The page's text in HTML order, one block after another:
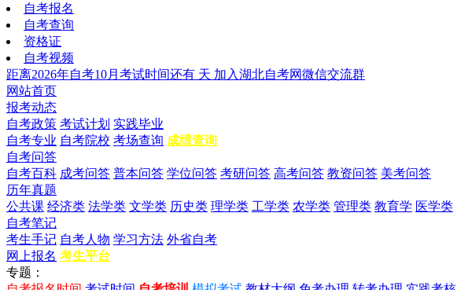
自考报名
自考查询
资格证
自考视频
距离2026年自考10月考试时间还有 天 加入湖北自考网微信交流群
网站首页
报考动态
自考政策 考试计划 实践毕业
自考专业 自考院校 考场查询 成绩查询
自考问答
自考百科 成考问答 普本问答 学位问答 考研问答 高考问答 教资问答 美考问答
历年真题
公共课 经济类 法学类 文学类 历史类 理学类 工学类 农学类 管理类 教育学 医学类
自考笔记
考生手记 自考人物 学习方法 外省自考
网上报名 考生平台
专题：